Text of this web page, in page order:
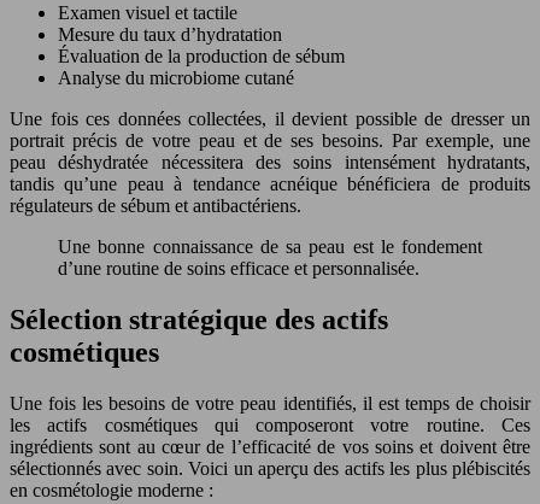
Examen visuel et tactile
Mesure du taux d’hydratation
Évaluation de la production de sébum
Analyse du microbiome cutané
Une fois ces données collectées, il devient possible de dresser un
portrait précis de votre peau et de ses besoins. Par exemple, une
peau déshydratée nécessitera des soins intensément hydratants,
tandis qu’une peau à tendance acnéique bénéficiera de produits
régulateurs de sébum et antibactériens.
Une bonne connaissance de sa peau est le fondement
d’une routine de soins efficace et personnalisée.
Sélection stratégique des actifs
cosmétiques
Une fois les besoins de votre peau identifiés, il est temps de choisir
les actifs cosmétiques qui composeront votre routine. Ces
ingrédients sont au cœur de l’efficacité de vos soins et doivent être
sélectionnés avec soin. Voici un aperçu des actifs les plus plébiscités
en cosmétologie moderne :